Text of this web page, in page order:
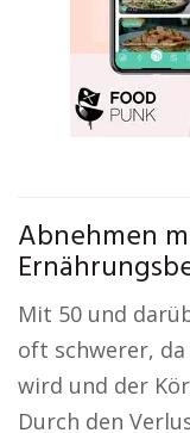
Abnehmen
Mit 50 und
oft schwerer,
wird und der
Durch den